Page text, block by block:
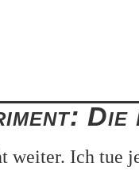
weiter. Ich tue